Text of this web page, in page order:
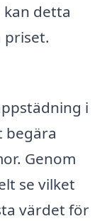
detta
priset.
i
begära
Genom
se vilket
värdet för